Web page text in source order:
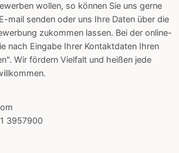
wollen, so können Sie uns gerne
mail senden oder uns Ihre Daten über die
zukommen lassen. Bei der online-
nach Eingabe Ihrer Kontaktdaten Ihren
Wir fördern Vielfalt und heißen jede
3957900